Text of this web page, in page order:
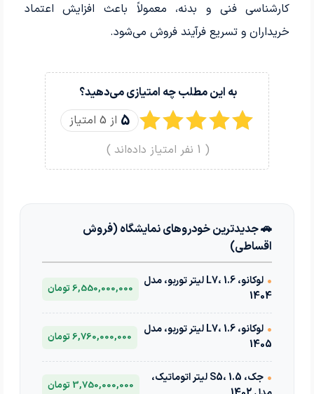
کارشناسی فنی و بدنه، معمولاً باعث افزایش اعتماد
خریداران و تسریع فرآیند فروش می‌شود.
به این مطلب چه امتیازی می‌دهید؟
5 از 5 امتیاز
(
1 نفر امتیاز داده‌اند )
🚗 جدیدترین خودروهای نمایشگاه (فروش
اقساطی)
•
لوکانو، L7، 1.6 لیتر توربو، مدل
1404
6,550,000,000 تومان
•
لوکانو، L7، 1.6 لیتر توربو، مدل
1405
6,760,000,000 تومان
•
جک، S5، 1.5 لیتر اتوماتیک،
3,750,000,000 تومان